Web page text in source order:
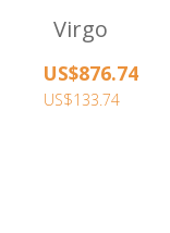
Virgo
US$876.74
US$133.74